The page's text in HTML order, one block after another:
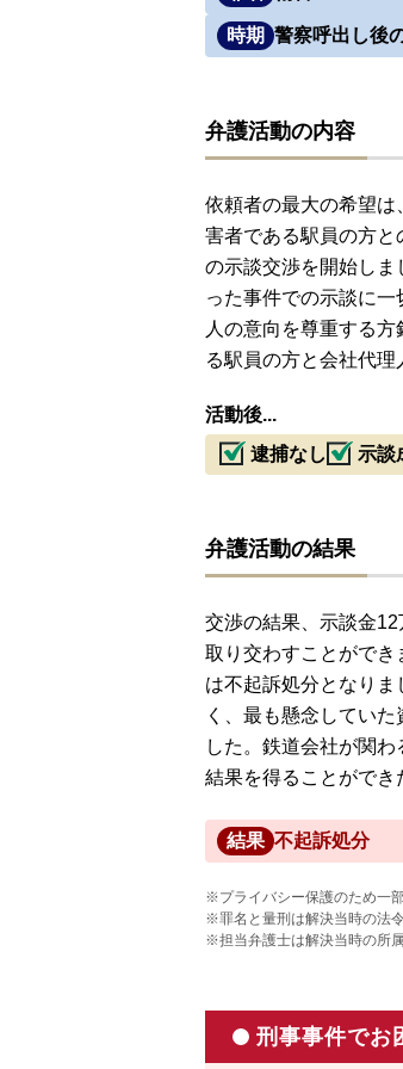
時期 警察呼出し後
弁護活動の内容
依頼者の最大の希望
害者である駅員の方と
の示談交渉を開始し
った事件での示談に
人の意向を尊重する
る駅員の方と会社代理
活動後...
逮捕なし
示談
弁護活動の結果
交渉の結果、示談金
取り交わすことがで
は不起訴処分となり
く、最も懸念してい
した。鉄道会社が関
結果を得ることができ
結果 不起訴処分
※プライバシー保護のため一
※罪名と量刑は解決当時の法
※担当弁護士は解決当時の所
刑事事件でお